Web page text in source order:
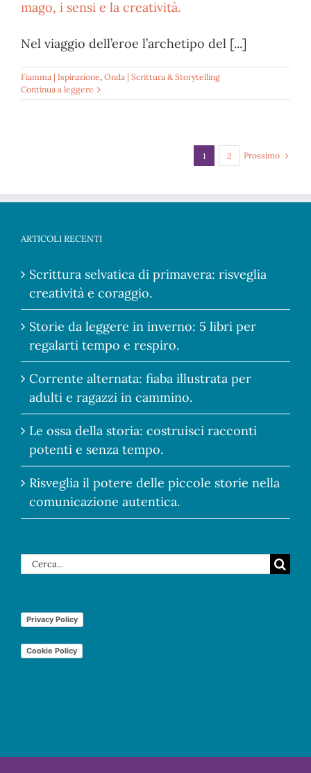
mago, i sensi e la creatività.
Nel viaggio dell’eroe l’archetipo del [...]
Fiamma | Ispirazione, Onda | Scrittura & Storytelling
Continua a leggere
1 2 Prossimo
ARTICOLI RECENTI
Scrittura selvatica di primavera: risveglia
creatività e coraggio.
Storie da leggere in inverno: 5 libri per
regalarti tempo e respiro.
Corrente alternata: fiaba illustrata per
adulti e ragazzi in cammino.
Le ossa della storia: costruisci racconti
potenti e senza tempo.
Risveglia il potere delle piccole storie nella
comunicazione autentica.
Cerca
Privacy Policy
Cookie Policy